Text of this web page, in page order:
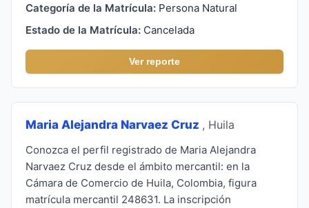
Categoría de la Matrícula: Persona Natural
Estado de la Matrícula: Cancelada
Ver reporte
Maria Alejandra Narvaez Cruz , Huila
Conozca el perfil registrado de Maria Alejandra
Narvaez Cruz desde el ámbito mercantil: en la
Cámara de Comercio de Huila, Colombia, figura
matrícula mercantil 248631. La inscripción